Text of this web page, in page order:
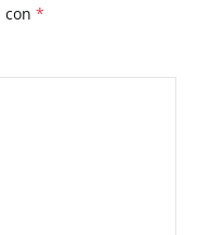
con *